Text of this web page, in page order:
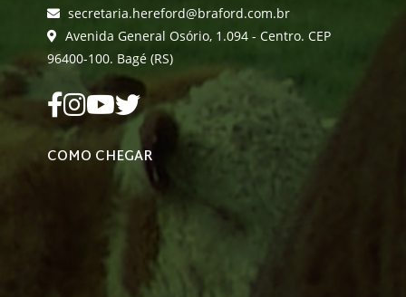
secretaria.hereford@braford.com.br
Avenida General Osório, 1.094 - Centro. CEP
96400-100. Bagé (RS)
COMO CHEGAR